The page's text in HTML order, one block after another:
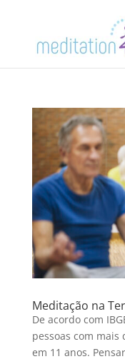
Meditação na
De acordo com
pessoas com mais
em 11 anos.